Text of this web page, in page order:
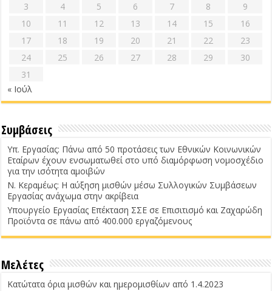
3
4 5 6 7 8
9
10
11 12 13 14 15
16
17
18 19 20 21 22
23
24
25 26 27 28 29
30
31
« Ιούλ
Συμβάσεις
Υπ. Εργασίας: Πάνω από 50 προτάσεις των Εθνικών Κοινωνικών
Εταίρων έχουν ενσωματωθεί στο υπό διαμόρφωση νομοσχέδιο
για την ισότητα αμοιβών
Ν. Κεραμέως: Η αύξηση μισθών μέσω Συλλογικών Συμβάσεων
Εργασίας ανάχωμα στην ακρίβεια
Υπουργείο Εργασίας Επέκταση ΣΣΕ σε Επισιτισμό και Ζαχαρώδη
Προϊόντα σε πάνω από 400.000 εργαζόμενους
Μελέτες
Κατώτατα όρια μισθών και ημερομισθίων από 1.4.2023